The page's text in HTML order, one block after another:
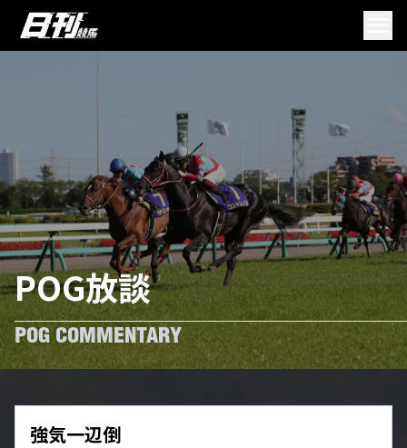
POG放談
POG COMMENTARY
強気一辺倒